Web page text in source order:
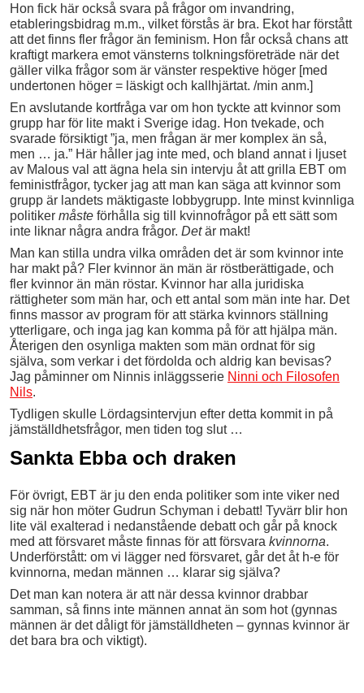
Hon fick här också svara på frågor om invandring,
etableringsbidrag m.m., vilket förstås är bra. Ekot har förstått
att det finns fler frågor än feminism. Hon får också chans att
kraftigt markera emot vänsterns tolkningsföreträde när det
gäller vilka frågor som är vänster respektive höger [med
undertonen höger = läskigt och kallhjärtat. /min anm.]
En avslutande kortfråga var om hon tyckte att kvinnor som
grupp har för lite makt i Sverige idag. Hon tvekade, och
svarade försiktigt ”ja, men frågan är mer komplex än så,
men … ja.” Här håller jag inte med, och bland annat i ljuset
av Malous val att ägna hela sin intervju åt att grilla EBT om
feministfrågor, tycker jag att man kan säga att kvinnor som
grupp är landets mäktigaste lobbygrupp. Inte minst kvinnliga
politiker måste förhålla sig till kvinnofrågor på ett sätt som
inte liknar några andra frågor. Detär makt!
Man kan stilla undra vilka områden det är som kvinnor inte
har makt på? Fler kvinnor än män är röstberättigade, och
fler kvinnor än män röstar. Kvinnor har alla juridiska
rättigheter som män har, och ett antal som män inte har. Det
finns massor av program för att stärka kvinnors ställning
ytterligare, och inga jag kan komma på för att hjälpa män.
Återigen den osynliga makten som män ordnat för sig
själva, som verkar i det fördolda och aldrig kan bevisas?
Jag påminner om Ninnis inläggsserie Ninni och Filosofen
Nils.
Tydligen skulle Lördagsintervjun efter detta kommit in på
jämställdhetsfrågor, men tiden tog slut …
Sankta Ebba och draken
För övrigt, EBT är ju den enda politiker som inte viker ned
sig när hon möter Gudrun Schyman i debatt! Tyvärr blir hon
lite väl exalterad i nedanstående debatt och går på knock
med att försvaret måste finnas för att försvara kvinnorna.
Underförstått: om vi lägger ned försvaret, går det åt h-e för
kvinnorna, medan männen … klarar sig själva?
Det man kan notera är att när dessa kvinnor drabbar
samman, så finns inte männen annat än som hot (gynnas
männen är det dåligt för jämställdheten – gynnas kvinnor är
det bara bra och viktigt).